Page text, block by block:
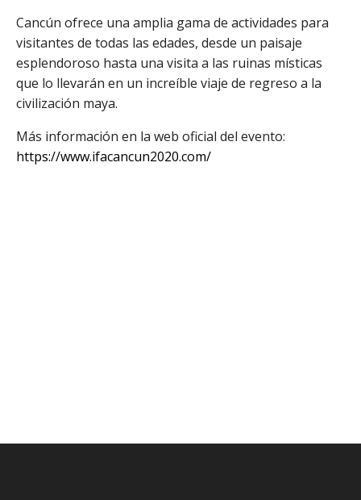
Cancún ofrece una amplia gama de actividades para
visitantes de todas las edades, desde un paisaje
esplendoroso hasta una visita a las ruinas místicas
que lo llevarán en un increíble viaje de regreso a la
civilización maya.
Más información en la web oficial del evento:
https://www.ifacancun2020.com/